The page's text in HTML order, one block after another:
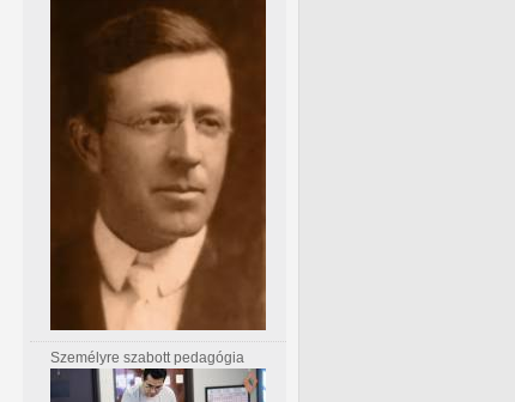
Személyre szabott pedagógia